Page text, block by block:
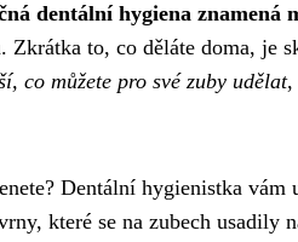
dentální hygiena znamená
to, co děláte doma, je
co můžete pro své zuby udělat,
Dentální hygienistka vám
které se na zubech usadily